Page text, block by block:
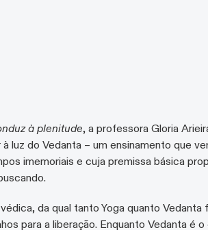
à plenitude , a professora Gloria
luz do Vedanta – um ensinamento que
imemoriais e cuja premissa básica
da qual tanto Yoga quanto Vedanta
para a liberação. Enquanto Vedanta é